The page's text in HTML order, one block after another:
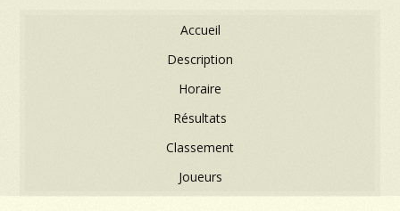
Accueil
Description
Horaire
Résultats
Classement
Joueurs